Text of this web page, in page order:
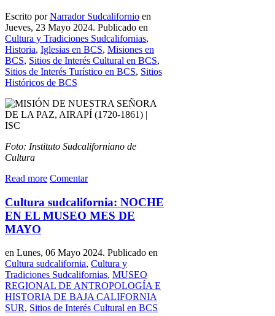
Escrito porNarrador Sudcalifornio en
Jueves, 23 Mayo 2024. Publicado en
Cultura y Tradiciones Sudcalifornias,
Historia, Iglesias en BCS, Misiones en
BCS, Sitios de Interés Cultural en BCS,
Sitios de Interés Turístico en BCS, Sitios
Históricos de BCS
Foto: Instituto Sudcaliforniano de
Cultura
Read more Comentar
Cultura sudcalifornia: NOCHE
EN EL MUSEO MES DE
MAYO
en Lunes, 06 Mayo 2024. Publicado en
Cultura sudcalifornia, Cultura y
Tradiciones Sudcalifornias, MUSEO
REGIONAL DE ANTROPOLOGÍA E
HISTORIA DE BAJA CALIFORNIA
SUR, Sitios de Interés Cultural en BCS